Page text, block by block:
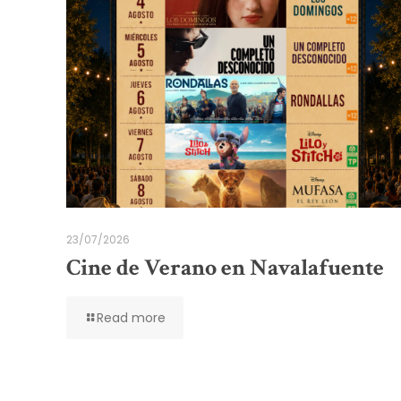
23/07/2026
Cine de Verano en Navalafuente
Read more